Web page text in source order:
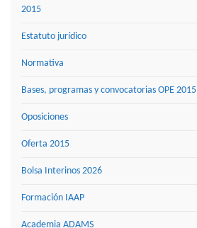
2015
Estatuto jurídico
Normativa
Bases, programas y convocatorias OPE 2015
Oposiciones
Oferta 2015
Bolsa Interinos 2026
Formación IAAP
Academia ADAMS